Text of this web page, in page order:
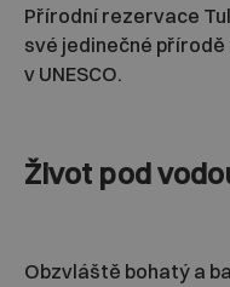
Přírodní rezervace
své jedinečné přírodě
v UNESCO.
Život pod
Obzvláště bohatý a